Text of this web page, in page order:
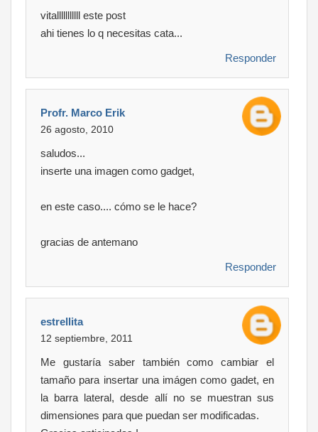
vitalllllllllll este post
ahi tienes lo q necesitas cata...
Responder
Profr. Marco Erik
26 agosto, 2010
saludos...
inserte una imagen como gadget,
en este caso.... cómo se le hace?
gracias de antemano
Responder
estrellita
12 septiembre, 2011
Me gustaría saber también como cambiar el
tamaño para insertar una imágen como gadet, en
la barra lateral, desde allí no se muestran sus
dimensiones para que puedan ser modificadas.